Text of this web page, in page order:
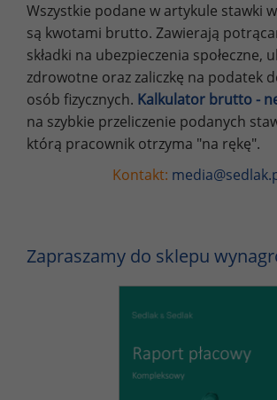
Wszystkie podane w artykule stawki
są kwotami brutto. Zawierają
składki na ubezpieczenia społeczne,
zdrowotne oraz zaliczkę na podatek
osób fizycznych. Kalkulator brutto -
na szybkie przeliczenie podanych
którą pracownik otrzyma "na rękę".
Kontakt:
Zapraszamy do sklepu